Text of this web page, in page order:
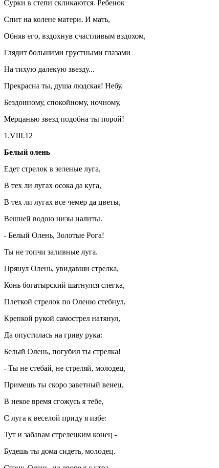
Сурки в степи скликаются. Ребенок
Спит на колене матери. И мать,
Обняв его, вздохнув счастливым вздохом,
Глядит большими грустными глазами
На тихую далекую звезду...
Прекрасна ты, душа людская! Небу,
Бездонному, спокойному, ночному,
Мерцанью звезд подобна ты порой!
1.VIII.12
Белый олень
Едет стрелок в зеленые луга,
В тех ли лугах осока да куга,
В тех ли лугах все чемер да цветы,
Вешней водою низы налиты.
- Белый Олень, 3олотые Рога!
Ты не топчи заливные луга.
Прянул Олень, увидавши стрелка,
Конь богатырский шатнулся слегка,
Плеткой стрелок по Оленю стебнул,
Крепкой рукой самострел натянул,
Да опустилась на гриву рука:
Белый Олень, погубил ты стрелка!
- Ты не стебай, не стреляй, молодец,
Примешь ты скоро заветный венец,
В некое время сгожусь я тебе,
С луга к веселой приду я избе:
Тут и забавам стрелецким конец -
Будешь ты дома сидеть, молодец.